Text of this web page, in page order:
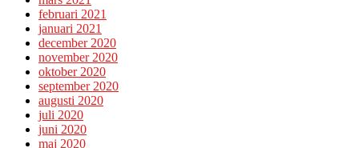
februari 2021
januari 2021
december 2020
november 2020
oktober 2020
september 2020
augusti 2020
juli 2020
juni 2020
maj 2020